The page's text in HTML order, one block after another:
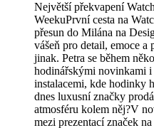
Největší překvapení
WeekuPrvní cesta na
přesun do Milána na
vášeň pro detail, emoce
jinak. Petra se během
hodinářskými novinkami
instalacemi, kde hodinky
dnes luxusní značky
atmosféru kolem něj?V
mezi prezentací značek